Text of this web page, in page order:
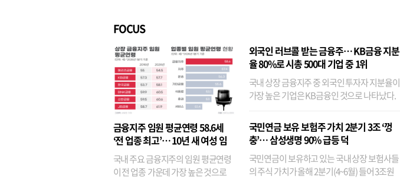
FOCUS
금융지주 임원 평균연령 58.6세
‘전 업종 최고’… 10년 새 여성 임
원은 14배 껑충
국내 주요 금융지주의 임원 평균연령
이 전 업종 가운데 가장 높은 것으로
외국인 러브콜 받는 금융주… KB금융 지분
율 80%로 시총 500대 기업 중 1위
국내 상장 금융지주 중 외국인 투자자 지분율이
가장 높은 기업은 KB금융인 것으로 나타났다.
융이었다. 특히 KB금융은 지난달 말 기준 해외
기관투자자 지분율이...
국민연금 보유 보험주 가치 2분기 3조 ‘껑
충’… 삼성생명 90% 급등 덕
국민연금이 보유하고 있는 국내 상장 보험사들
의 주식 가치가 올해 2분기(4~6월) 들어 3조원